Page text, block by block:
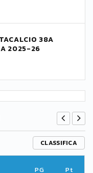
38A
2025-26
CLASSIFICA
PG Pt